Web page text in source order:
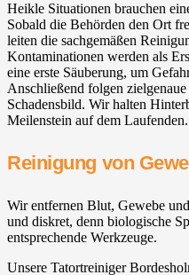
Heikle Situationen brauchen
Sobald die Behörden den Ort
leiten die sachgemäßen
Kontaminationen werden als
eine erste Säuberung, um
Anschließend folgen
Schadensbild. Wir halten
Meilenstein auf dem Laufenden.
Reinigung von
Wir entfernen Blut, Gewebe
und diskret, denn biologische
entsprechende Werkzeuge.
Unsere Tatortreiniger